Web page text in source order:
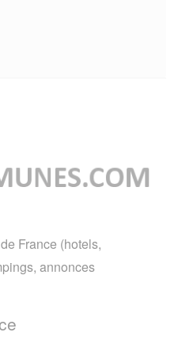
France (hotels,
annonces